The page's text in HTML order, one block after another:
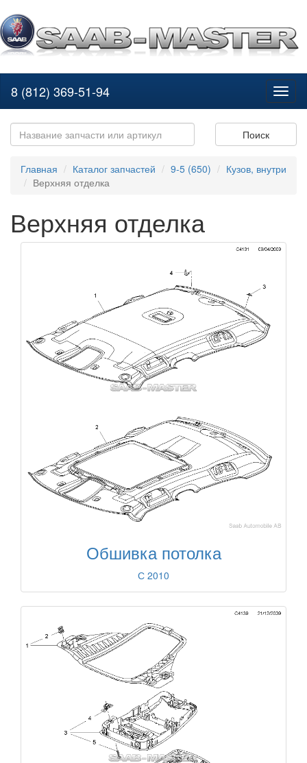
8 (812) 369-51-94
Поиск
Главная Каталог запчастей 9-5 (650)
Кузов, внутри
Верхняя отделка
Верхняя отделка
Обшивка потолка
С 2010